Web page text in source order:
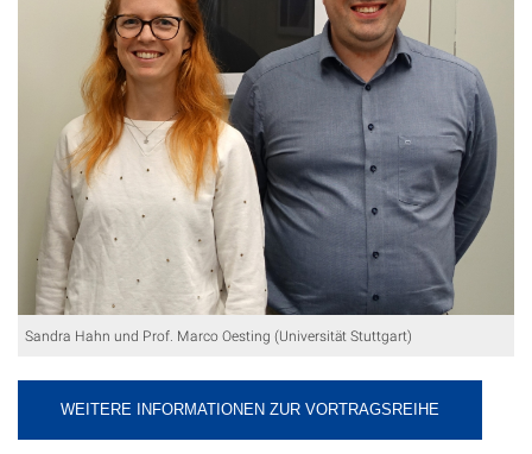
Sandra Hahn und Prof. Marco Oesting (Universität Stuttgart)
WEITERE INFORMATIONEN ZUR VORTRAGSREIHE